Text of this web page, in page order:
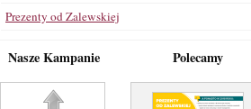
Prezenty od Zalewskiej
Nasze Kampanie Polecamy